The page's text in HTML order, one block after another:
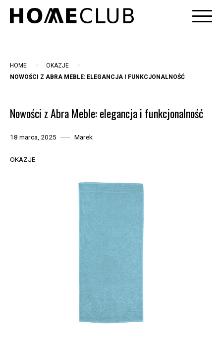
Skip
HOME > OKAZJE >
NOWOŚCI Z ABRA MEBLE: ELEGANCJA I FUNKCJONALNOŚĆ
Nowości z Abra Meble: elegancja i funkcjonalność
18 marca, 2025 Marek
OKAZJE